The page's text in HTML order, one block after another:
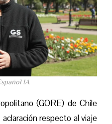
IA
(GORE) de Chile
respecto al viaje